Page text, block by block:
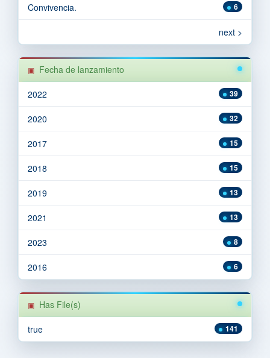
6
Convivencia.
next >
Fecha de lanzamiento
39
2022
32
2020
15
2017
15
2018
13
2019
13
2021
8
2023
6
2016
Has File(s)
141
true